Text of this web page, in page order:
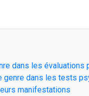
dans les évaluations
genre dans les tests
manifestations